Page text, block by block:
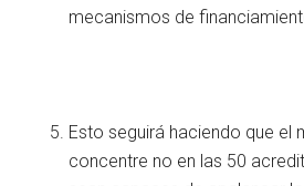
mecanismos de
Esto seguirá haciendo que el
concentre no en las 50